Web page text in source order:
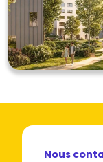
Nous